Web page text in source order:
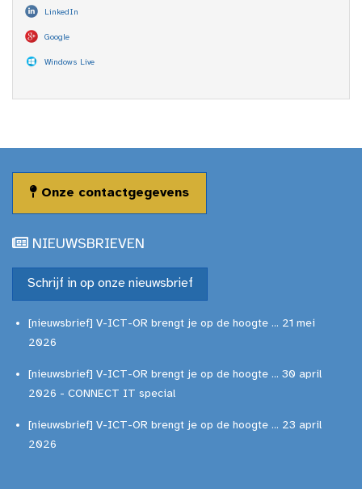
LinkedIn
Google
Windows Live
Onze contactgegevens
NIEUWSBRIEVEN
Schrijf in op onze nieuwsbrief
[nieuwsbrief] V-ICT-OR brengt je op de hoogte ... 21 mei
2026
[nieuwsbrief] V-ICT-OR brengt je op de hoogte ... 30 april
2026 - CONNECT IT special
[nieuwsbrief] V-ICT-OR brengt je op de hoogte ... 23 april
2026